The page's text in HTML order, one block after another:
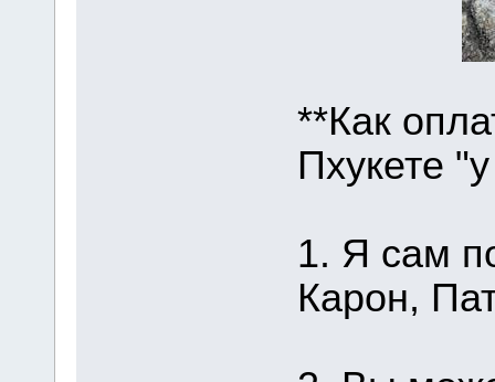
**Как
Пхукете
1. Я сам
Карон,